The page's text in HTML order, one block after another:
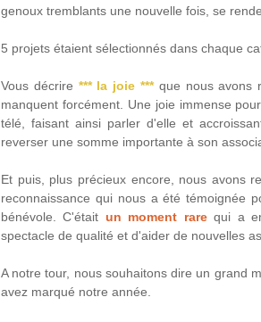
genoux tremblants une nouvelle fois, se
5 projets étaient sélectionnés dans chaque
Vous décrire *** la joie *** que nous avons
manquent forcément. Une joie immense
télé, faisant ainsi parler d'elle et
reverser une somme importante à son
Et puis, plus précieux encore, nous avons
reconnaissance qui nous a été témoignée
bénévole. C'était un moment rare qui a
spectacle de qualité et d'aider de nouvelles
A notre tour, nous souhaitons dire un grand
avez marqué notre année.